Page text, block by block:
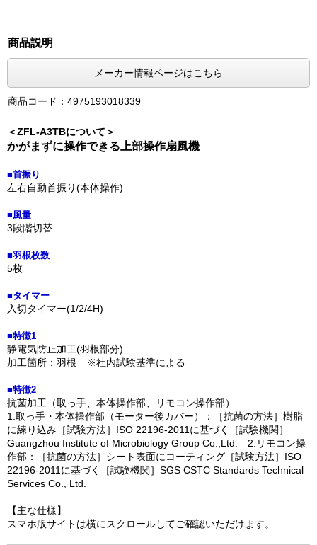
商品説明
メーカー情報ページはこちら
商品コード：4975193018339
＜ZFL-A3TBについて＞
かがまずに操作できる上部操作扇風機
■首振り
左右自動首振り(本体操作)
■風量
3段階切替
■羽根枚数
5枚
■タイマー
入切タイマー(1/2/4H)
■特徴1
静電気防止加工(羽根部分)
加工箇所：羽根 ※社内試験基準による
■特徴2
抗菌加工（取っ手、本体操作部、リモコン操作部）
1.取っ手・本体操作部（モーター後カバー）：［抗菌の方法］樹脂
に練り込み［試験方法］ISO 22196-2011に基づく［試験機関］
Guangzhou Institute of Microbiology Group Co.,Ltd. 2.リモコン操
作部：［抗菌の方法］シート表面にコーティング［試験方法］ISO
22196-2011に基づく［試験機関］SGS CSTC Standards Technical
Services Co., Ltd.
【主な仕様】
スマホ版サイトは横にスクロールしてご確認いただけます。